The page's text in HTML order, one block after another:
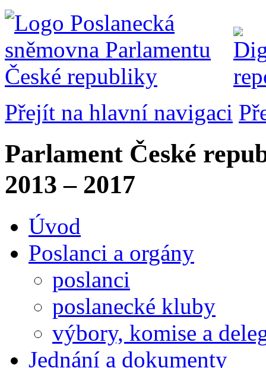
Přejít na hlavní navigaci
Parlament České
2013 – 2017
Úvod
Poslanci a orgány
poslanci
poslanecké kluby
výbory, komise a
Jednání a dokumenty